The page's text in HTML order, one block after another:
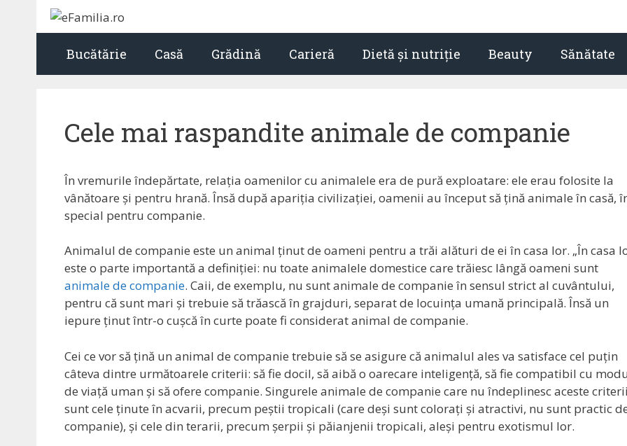
Bucătărie Casă Grădină Carieră Dietă și nutriție Beauty Sănătate
Cele mai raspandite animale de companie
În vremurile îndepărtate, relația oamenilor cu animalele era de pură exploatare: ele erau folosite la
vânătoare și pentru hrană. Însă după apariția civilizației, oamenii au început să țină animale în casă,
special pentru companie.
Animalul de companie este un animal ținut de oameni pentru a trăi alături de ei în casa lor. „În casa
este o parte importantă a definiției: nu toate animalele domestice care trăiesc lângă oameni sunt
animale de companie. Caii, de exemplu, nu sunt animale de companie în sensul strict al cuvântului,
pentru că sunt mari și trebuie să trăască în grajduri, separat de locuința umană principală. Însă un
iepure ținut într-o cușcă în curte poate fi considerat animal de companie.
Cei ce vor să țină un animal de companie trebuie să se asigure că animalul ales va satisface cel puțin
câteva dintre următoarele criterii: să fie docil, să aibă o oarecare inteligență, să fie compatibil cu
de viață uman și să ofere companie. Singurele animale de companie care nu îndeplinesc aceste criterii
sunt cele ținute în acvarii, precum peștii tropicali (care deși sunt colorați și atractivi, nu sunt practic
companie), și cele din terarii, precum șerpii și păianjenii tropicali, aleși pentru exotismul lor.